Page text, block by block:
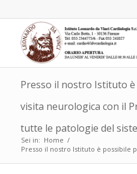
Presso il nostro Istituto
visita neurologica con il
tutte le patologie del
Sei in: Home /
Presso il nostro Istituto è possibile